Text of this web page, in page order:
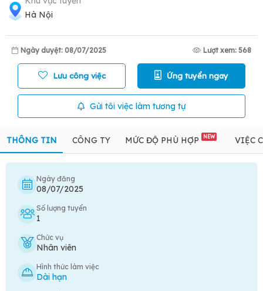
Hà Nội
Ngày duyệt: 08/07/2025 Lượt xem: 568
Lưu công việc Ứng tuyển ngay
Gửi tôi việc làm tương tự
THÔNG TIN CÔNG TY MỨC ĐỘ PHÙ HỢP NEW VIỆC
Ngày đăng
08/07/2025
Số lượng tuyển
1
Chức vụ
Nhân viên
Hình thức làm việc
Dài hạn